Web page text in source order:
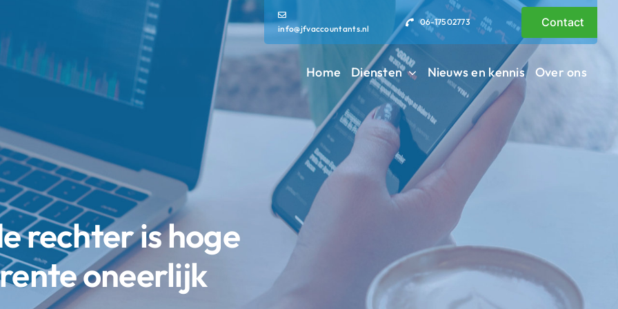
info@jfvaccountants.nl
06-17502773 Contact
Home Diensten Nieuws en kennis Over ons
rechter is hoge
oneerlijk